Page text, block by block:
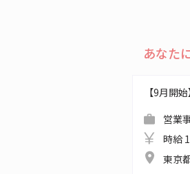
あなた
【9月開
営業
時給
東京